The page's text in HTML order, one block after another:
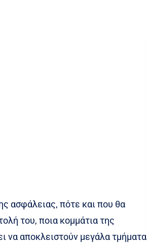
ασφάλειας, πότε και που θα
του, ποια κομμάτια της
να αποκλειστούν μεγάλα τμήματα